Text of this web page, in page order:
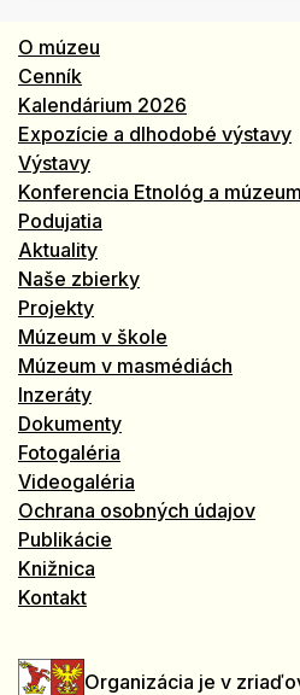
O múzeu
Cenník
Kalendárium 2026
Expozície a dlhodobé výstavy
Výstavy
Konferencia Etnológ a múzeum
Podujatia
Aktuality
Naše zbierky
Projekty
Múzeum v škole
Múzeum v masmédiách
Inzeráty
Dokumenty
Fotogaléria
Videogaléria
Ochrana osobných údajov
Publikácie
Knižnica
Kontakt
Organizácia je v